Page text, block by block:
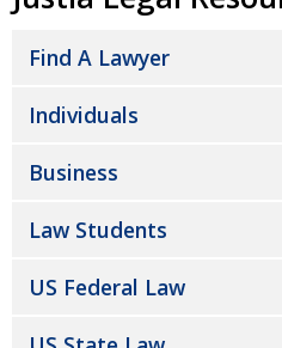
Find A Lawyer
Individuals
Business
Law Students
US Federal Law